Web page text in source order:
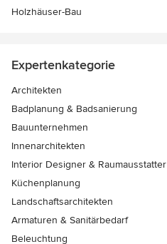
Holzhäuser-Bau
Expertenkategorie
Architekten
Badplanung & Badsanierung
Bauunternehmen
Innenarchitekten
Interior Designer & Raumausstatter
Küchenplanung
Landschaftsarchitekten
Armaturen & Sanitärbedarf
Beleuchtung